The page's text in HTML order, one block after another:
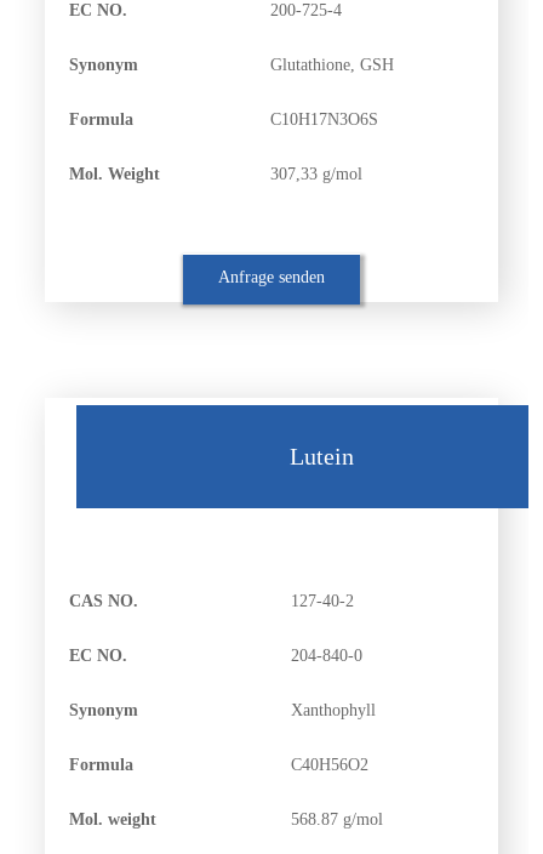
EC NO. 200-725-4
Synonym Glutathione, GSH
Formula C10H17N3O6S
Mol. Weight 307,33 g/mol
Anfrage senden
Lutein
CAS NO. 127-40-2
EC NO. 204-840-0
Synonym Xanthophyll
Formula C40H56O2
Mol. weight 568.87 g/mol